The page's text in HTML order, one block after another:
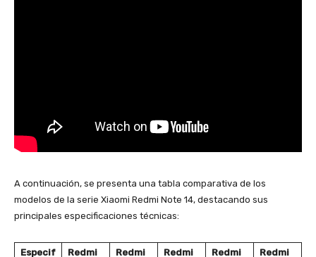
A continuación, se presenta una tabla comparativa de los
modelos de la serie Xiaomi Redmi Note 14, destacando sus
principales especificaciones técnicas:
Especif Redmi Redmi Redmi Redmi Redmi